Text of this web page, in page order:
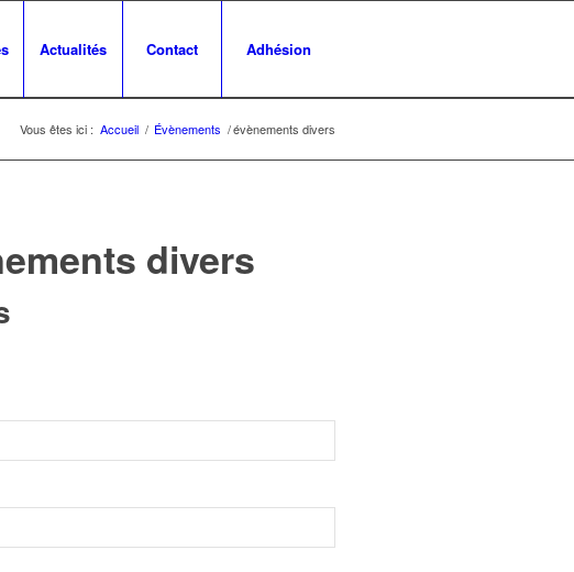
Actualités Contact Adhésion
Vous êtes ici : Accueil / Évènements /évènements divers
divers